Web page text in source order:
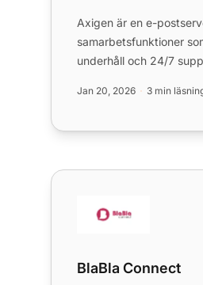
Axigen är en e-
samarbetsfunktioner
underhåll och 24/7
ärendehantering o...
Jan 20, 2026 3 min
BlaBla Connect
BlaBla Connect